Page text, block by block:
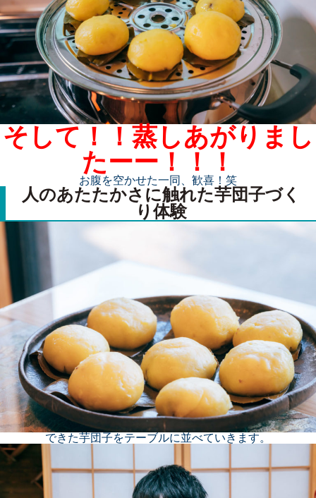
そして！！蒸しあがりまし
たーー！！！
お腹を空かせた一同、歓喜！笑
人のあたたかさに触れた芋団子づく
り体験
できた芋団子をテーブルに並べていきます。